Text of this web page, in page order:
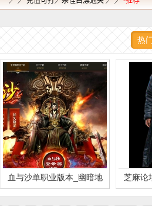
热
血与沙单职业版本_幽暗地
芝麻论